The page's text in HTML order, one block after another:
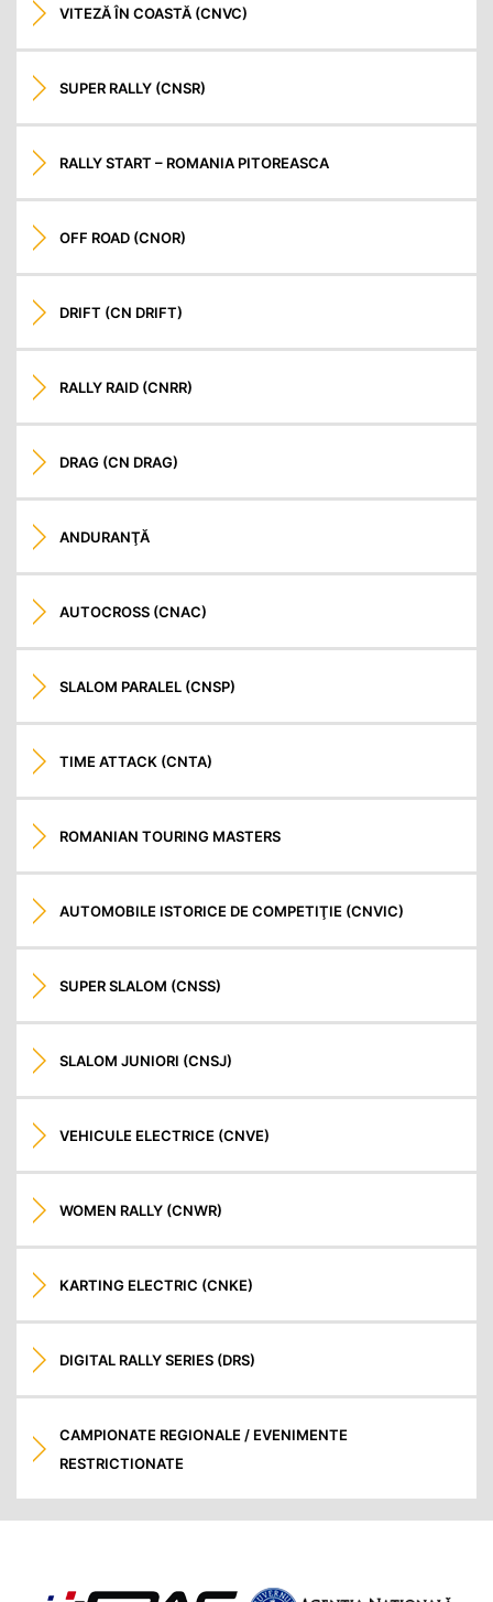
VITEZĂ ÎN COASTĂ (CNVC)
SUPER RALLY (CNSR)
RALLY START – ROMANIA PITOREASCA
OFF ROAD (CNOR)
DRIFT (CN DRIFT)
RALLY RAID (CNRR)
DRAG (CN DRAG)
ANDURANŢĂ
AUTOCROSS (CNAC)
SLALOM PARALEL (CNSP)
TIME ATTACK (CNTA)
ROMANIAN TOURING MASTERS
AUTOMOBILE ISTORICE DE COMPETIŢIE (CNVIC)
SUPER SLALOM (CNSS)
SLALOM JUNIORI (CNSJ)
VEHICULE ELECTRICE (CNVE)
WOMEN RALLY (CNWR)
KARTING ELECTRIC (CNKE)
DIGITAL RALLY SERIES (DRS)
CAMPIONATE REGIONALE / EVENIMENTE
RESTRICTIONATE